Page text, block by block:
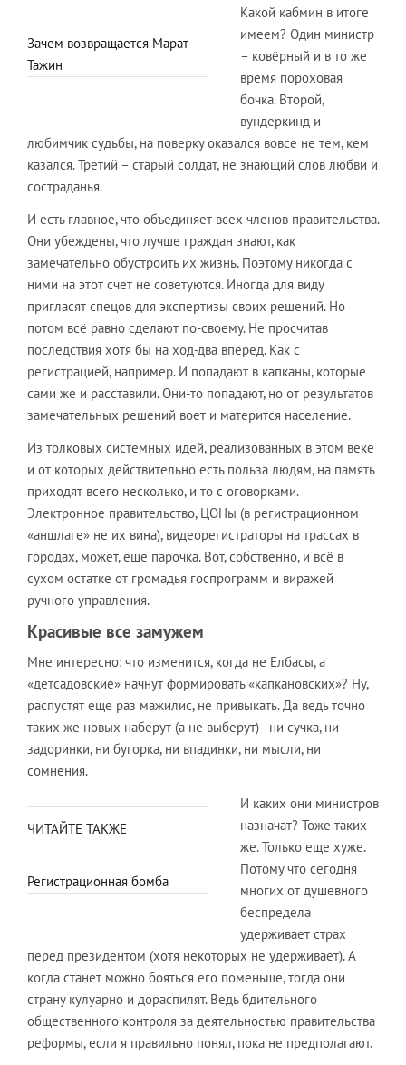
Зачем возвращается Марат
Тажин
Какой кабмин в итоге
имеем? Один министр
– ковёрный и в то же
время пороховая
бочка. Второй,
вундеркинд и
любимчик судьбы, на поверку оказался вовсе не тем, кем
казался. Третий – старый солдат, не знающий слов любви и
состраданья.
И есть главное, что объединяет всех членов правительства.
Они убеждены, что лучше граждан знают, как
замечательно обустроить их жизнь. Поэтому никогда с
ними на этот счет не советуются. Иногда для виду
пригласят спецов для экспертизы своих решений. Но
потом всё равно сделают по-своему. Не просчитав
последствия хотя бы на ход-два вперед. Как с
регистрацией, например. И попадают в капканы, которые
сами же и расставили. Они-то попадают, но от результатов
замечательных решений воет и матерится население.
Из толковых системных идей, реализованных в этом веке
и от которых действительно есть польза людям, на память
приходят всего несколько, и то с оговорками.
Электронное правительство, ЦОНы (в регистрационном
«аншлаге» не их вина), видеорегистраторы на трассах в
городах, может, еще парочка. Вот, собственно, и всё в
сухом остатке от громадья госпрограмм и виражей
ручного управления.
Красивые все замужем
Мне интересно: что изменится, когда не Елбасы, а
«детсадовские» начнут формировать «капкановских»? Ну,
распустят еще раз мажилис, не привыкать. Да ведь точно
таких же новых наберут (а не выберут) - ни сучка, ни
задоринки, ни бугорка, ни впадинки, ни мысли, ни
сомнения.
ЧИТАЙТЕ ТАКЖЕ
Регистрационная бомба
И каких они министров
назначат? Тоже таких
же. Только еще хуже.
Потому что сегодня
многих от душевного
беспредела
удерживает страх
перед президентом (хотя некоторых не удерживает). А
когда станет можно бояться его поменьше, тогда они
страну кулуарно и дораспилят. Ведь бдительного
общественного контроля за деятельностью правительства
реформы, если я правильно понял, пока не предполагают.